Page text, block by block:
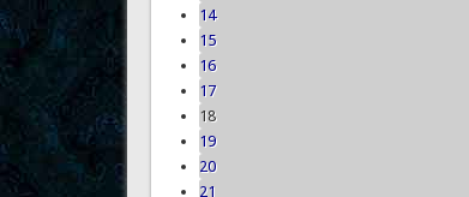
14
15
16
17
18
19
20
21